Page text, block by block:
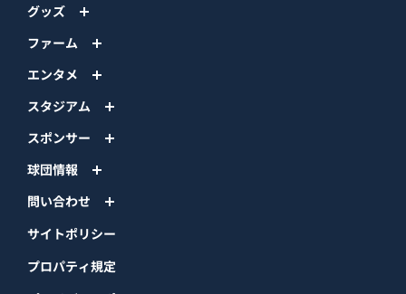
グッズ
ファーム
エンタメ
スタジアム
スポンサー
球団情報
問い合わせ
サイトポリシー
プロパティ規定